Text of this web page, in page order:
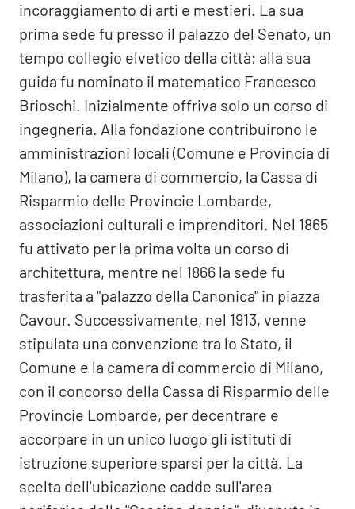
incoraggiamento di arti e mestieri. La sua
prima sede fu presso il palazzo del Senato, un
tempo collegio elvetico della città; alla sua
guida fu nominato il matematico Francesco
Brioschi. Inizialmente offriva solo un corso di
ingegneria. Alla fondazione contribuirono le
amministrazioni locali (Comune e Provincia di
Milano), la camera di commercio, la Cassa di
Risparmio delle Provincie Lombarde,
associazioni culturali e imprenditori. Nel 1865
fu attivato per la prima volta un corso di
architettura, mentre nel 1866 la sede fu
trasferita a "palazzo della Canonica" in piazza
Cavour. Successivamente, nel 1913, venne
stipulata una convenzione tra lo Stato, il
Comune e la camera di commercio di Milano,
con il concorso della Cassa di Risparmio delle
Provincie Lombarde, per decentrare e
accorpare in un unico luogo gli istituti di
istruzione superiore sparsi per la città. La
scelta dell'ubicazione cadde sull'area